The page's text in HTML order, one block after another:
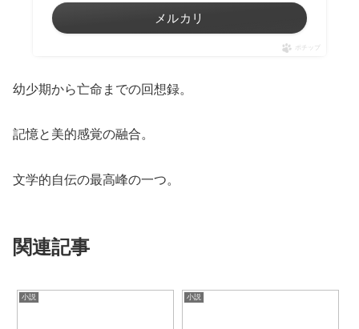
メルカリ
ポチップ
幼少期から亡命までの回想録。
記憶と美的感覚の融合。
文学的自伝の最高峰の一つ。
関連記事
小説 小説